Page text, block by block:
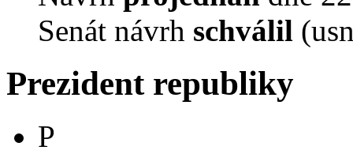
Senát návrh schválil
Prezident republiky
P